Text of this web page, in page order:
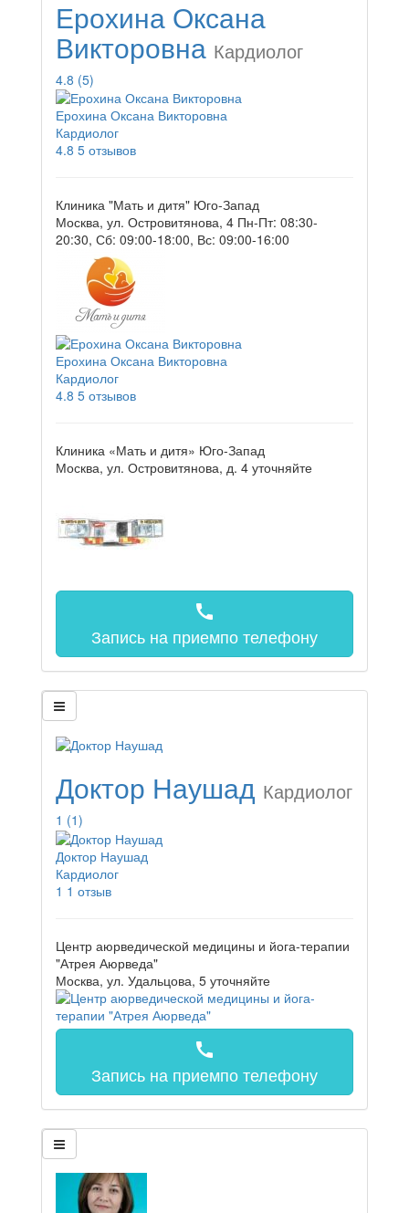
Ерохина Оксана
Викторовна Кардиолог
4.8 (5)
Ерохина Оксана Викторовна
Кардиолог
4.8 5 отзывов
Клиника "Мать и дитя" Юго-Запад
Москва, ул. Островитянова, 4 Пн-Пт: 08:30-
20:30, Сб: 09:00-18:00, Вс: 09:00-16:00
Ерохина Оксана Викторовна
Кардиолог
4.8 5 отзывов
Клиника «Мать и дитя» Юго-Запад
Москва, ул. Островитянова, д. 4 уточняйте
call
Запись на приемпо телефону
Доктор Наушад Кардиолог
1 (1)
Доктор Наушад
Кардиолог
1 1 отзыв
Центр аюрведической медицины и йога-терапии
"Атрея Аюрведа"
Москва, ул. Удальцова, 5 уточняйте
call
Запись на приемпо телефону